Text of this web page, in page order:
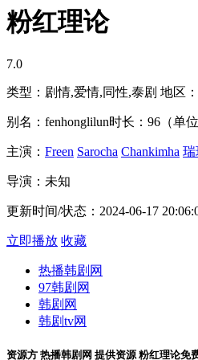
粉红理论
7.0
类型： 剧情,爱情,同性,泰剧 地区：
别名： fenhonglilun时长： 96（单
主演： Freen Sarocha Chankimha 瑞
导演： 未知
更新时间/状态： 2024-06-17
立即播放 收藏
热播韩剧网
97韩剧网
韩剧网
韩剧tv网
资源方 热播韩剧网 提供资源粉红理论免